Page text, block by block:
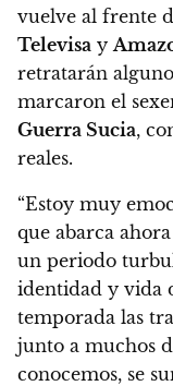
vuelve al frente
Televisa y
retratarán
marcaron el
Guerra Sucia,
reales.
“Estoy muy
que abarca
un periodo
identidad y vida
temporada las
junto a muchos
conocemos, se